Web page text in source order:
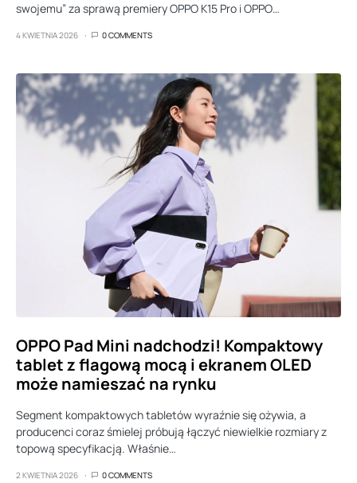
swojemu” za sprawą premiery OPPO K15 Pro i OPPO…
4 KWIETNIA 2026 0 COMMENTS
OPPO Pad Mini nadchodzi! Kompaktowy
tablet z flagową mocą i ekranem OLED
może namieszać na rynku
Segment kompaktowych tabletów wyraźnie się ożywia, a
producenci coraz śmielej próbują łączyć niewielkie rozmiary z
topową specyfikacją. Właśnie…
2 KWIETNIA 2026 0 COMMENTS